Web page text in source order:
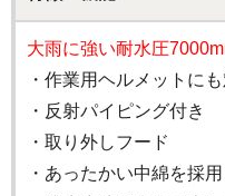
大雨に強い耐水圧
・作業用ヘルメットに
・反射パイピング付き
・取り外しフード
・あったかい中綿を採用